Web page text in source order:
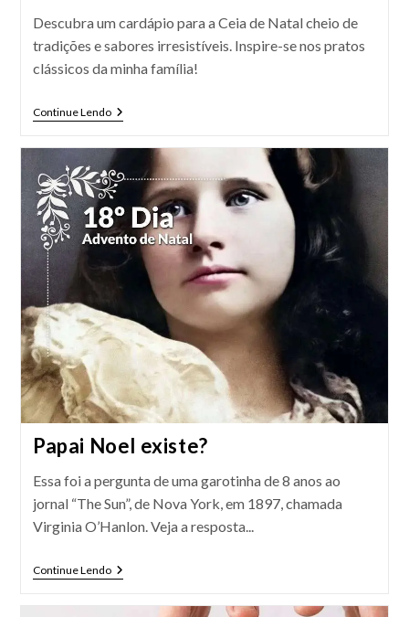
Descubra um cardápio para a Ceia de Natal cheio de
tradições e sabores irresistíveis. Inspire-se nos pratos
clássicos da minha família!
Continue LendoHora
A
Ceia
De
Natal…
E
Adivinha?
Papai Noel existe?
Essa foi a pergunta de uma garotinha de 8 anos ao
jornal “The Sun”, de Nova York, em 1897, chamada
Virginia O’Hanlon. Veja a resposta...
Continue LendoPapai
Noel